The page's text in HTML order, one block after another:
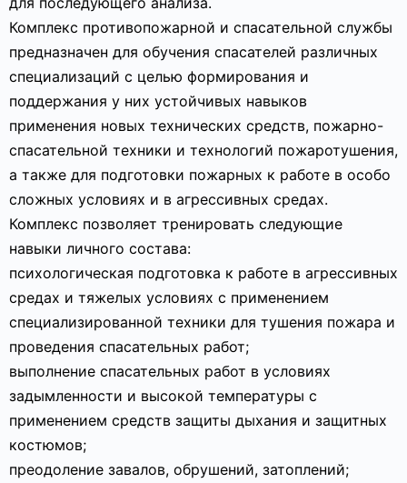
Комплекс противопожарной и спасательной службы
предназначен для обучения спасателей различных
специализаций с целью формирования и
поддержания у них устойчивых навыков
применения новых технических средств, пожарно-
спасательной техники и технологий пожаротушения,
а также для подготовки пожарных к работе в особо
сложных условиях и в агрессивных средах.
Комплекс позволяет тренировать следующие
навыки личного состава:
психологическая подготовка к работе в агрессивных
средах и тяжелых условиях с применением
специализированной техники для тушения пожара и
проведения спасательных работ;
выполнение спасательных работ в условиях
задымленности и высокой температуры с
применением средств защиты дыхания и защитных
костюмов;
преодоление завалов, обрушений, затоплений;